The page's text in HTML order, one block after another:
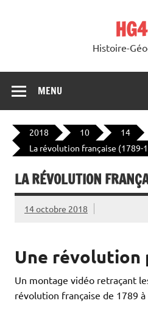
Histoire-
MENU
2018 10
14
La révolution française (1789-
LA RÉVOLUTION
14 octobre 2018
Une
Un montage vidéo retraçant
révolution française de 1789 à